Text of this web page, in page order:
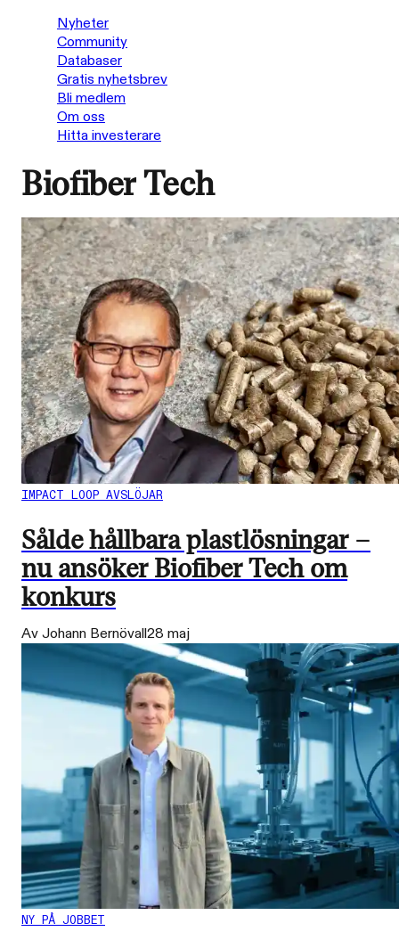
Nyheter
Community
Databaser
Gratis nyhetsbrev
Bli medlem
Om oss
Hitta investerare
Biofiber Tech
IMPACT LOOP AVSLÖJAR
Sålde hållbara plastlösningar –
nu ansöker Biofiber Tech om
konkurs
Av Johann Bernövall28 maj
NY PÅ JOBBET